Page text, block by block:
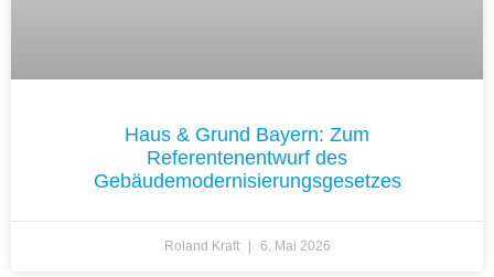
Haus & Grund Bayern: Zum
Referentenentwurf des
Gebäudemodernisierungsgesetzes
Roland Kraft 6. Mai 2026